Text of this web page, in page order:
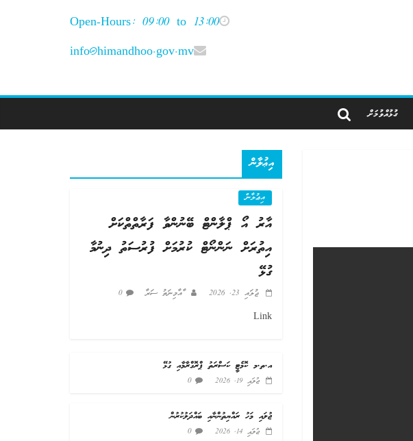
Open-Hours: 09:00 to 13:00
info@himandhoo.gov.mv
ގުޅުއްވުމަށް
އިޢުލާން
އިޢުލާން
އާރު އޯ ޕްލާންޓް ބޭނުންވާ ފަރާތްތްކަށް
އިތުރަށް ނަންނޯޓް ކުރުމަށް ފުރުސަތު ދިނުމާ
ގުޅޭ
ޖުލައި 23, 2026 ާއާމިނަތު ސަރާ 0
Link
އ.ތ.މ ކޮމެޓީ ކަސްރަތު ޕްރޮގްރާމާއި ގުޅޭ
ޖުލައި 19, 2026 0
ޖުލައި މަހު ރައްޔިތުންނާއި ބައްދަލުކުރުން
ޖުލައި 14, 2026 0